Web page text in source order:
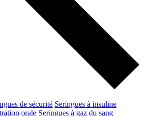
de sécurité Seringues à insuline
orale Seringues à gaz du sang